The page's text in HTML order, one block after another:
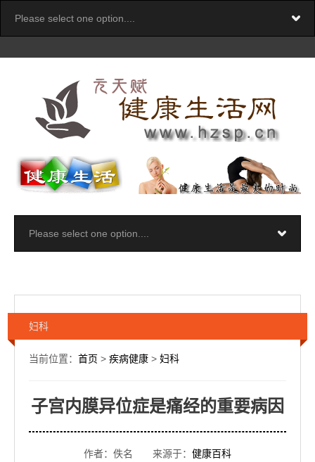
妇科
当前位置： 首页 > 疾病健康 > 妇科
子宫内膜异位症是痛经的重要病因
作者：佚名 来源于： 健康百科